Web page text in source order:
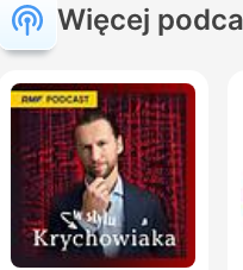
Więcej